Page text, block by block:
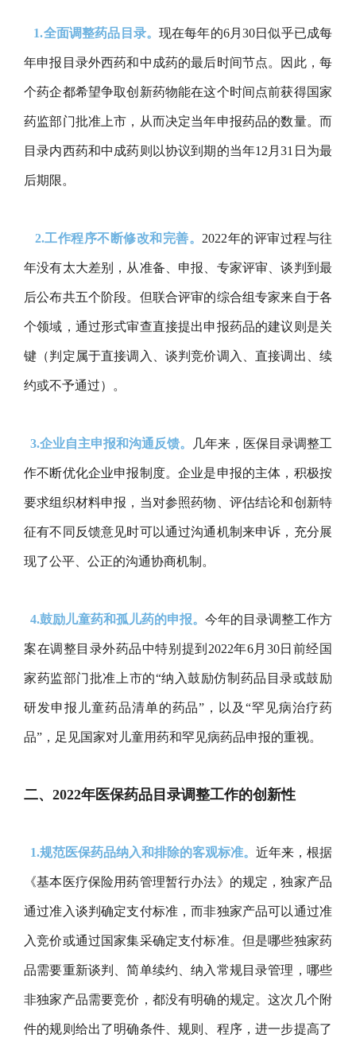
1.全面调整药品目录。现在每年的6月30日似乎已成每
年申报目录外西药和中成药的最后时间节点。因此，每
个药企都希望争取创新药物能在这个时间点前获得国家
药监部门批准上市，从而决定当年申报药品的数量。而
目录内西药和中成药则以协议到期的当年12月31日为最
后期限。
2.工作程序不断修改和完善。 2022年的评审过程与往
年没有太大差别，从准备、申报、专家评审、谈判到最
后公布共五个阶段。但联合评审的综合组专家来自于各
个领域，通过形式审查直接提出申报药品的建议则是关
键（判定属于直接调入、谈判竞价调入、直接调出、续
约或不予通过）。
3.企业自主申报和沟通反馈。 几年来，医保目录调整工
作不断优化企业申报制度。企业是申报的主体，积极按
要求组织材料申报，当对参照药物、评估结论和创新特
征有不同反馈意见时可以通过沟通机制来申诉，充分展
现了公平、公正的沟通协商机制。
4.鼓励儿童药和孤儿药的申报。 今年的目录调整工作方
案在调整目录外药品中特别提到2022年6月30日前经国
家药监部门批准上市的“纳入鼓励仿制药品目录或鼓励
研发申报儿童药品清单的药品”，以及“罕见病治疗药
品”，足见国家对儿童用药和罕见病药品申报的重视。
二、2022年医保药品目录调整工作的创新性
1.规范医保药品纳入和排除的客观标准。 近年来，根据
《基本医疗保险用药管理暂行办法》的规定，独家产品
通过准入谈判确定支付标准，而非独家产品可以通过准
入竞价或通过国家集采确定支付标准。但是哪些独家药
品需要重新谈判、简单续约、纳入常规目录管理，哪些
非独家产品需要竞价，都没有明确的规定。这次几个附
件的规则给出了明确条件、规则、程序，进一步提高了